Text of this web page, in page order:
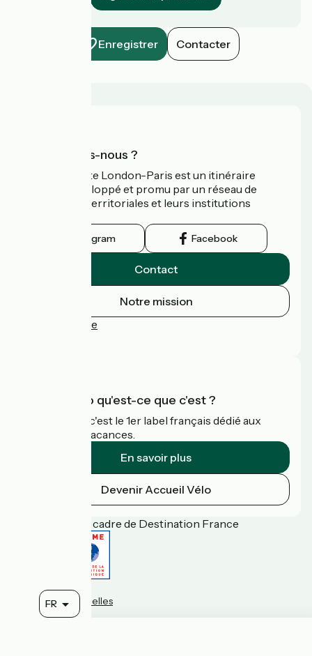
FR
Enregistrer Contacter
Qui sommes-nous ?
L’Avenue Verte London-Paris est un itinéraire
cyclable développé et promu par un réseau de
collectivités territoriales et leurs institutions
Instagram Facebook
Contact
Notre mission
Espace Presse
Accueil Vélo qu'est-ce que c'est ?
Accueil Vélo c'est le 1er label français dédié aux
cyclistes en vacances.
En savoir plus
Devenir Accueil Vélo
Financé dans le cadre de Destination France
Contact
Données personnelles
Espace Pro